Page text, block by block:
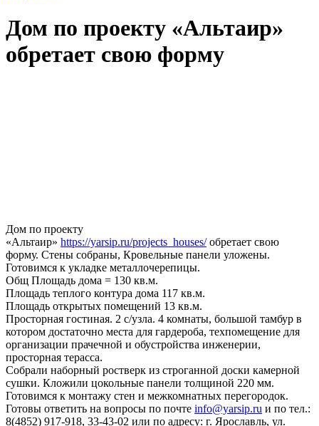
Дом по проекту «Альтаир»
обретает свою форму
Дом по проекту
«Альтаир» https://yarsip.ru/projects_houses/обретает свою
форму. Стены собраны, Кровельные панели уложены.
Готовимся к укладке металлочерепицы.
Общ Площадь дома = 130 кв.м.
Площадь теплого контура дома 117 кв.м.
Площадь открытых помещений 13 кв.м.
Просторная гостиная. 2 с/узла. 4 комнаты, большой тамбур в
котором достаточно места для гардероба, техпомещение для
организации прачечной и обустройства инженерии,
просторная терасса.
Собрали наборный ростверк из строганной доски камерной
сушки. Кложили цокольные панели толщиной 220 мм.
Готовимся к монтажу стен и межкомнатных перегородок.
Готовы ответить на вопросы по почте info@yarsip.ru и по тел.:
8(4852) 917-918, 33-43-02 или по адресу: г. Ярославль, ул.